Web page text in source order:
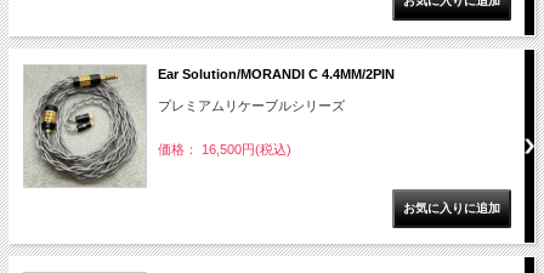
Ear Solution/MORANDI C 4.4MM/2PIN
プレミアムリケーブルシリーズ
価格： 16,500円(税込)